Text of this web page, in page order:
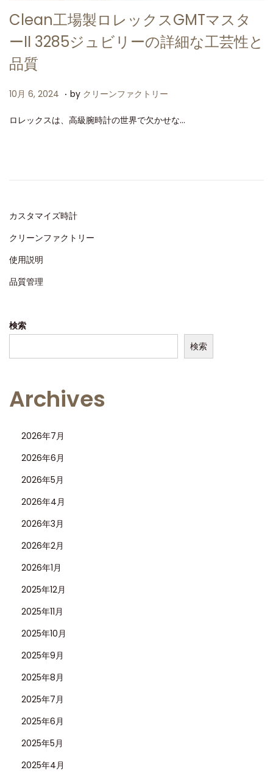
Clean工場製ロレックスGMTマスタ
ーII 3285ジュビリーの詳細な工芸性と
品質
P
s
n
10月 6, 2024
月
2
. by クリーンファクトリー
ロレックスは、高級腕時計の世界で欠かせな…
カスタマイズ時計
クリーンファクトリー
使用説明
品質管理
検索
検索
Archives
2026年7月
2026年6月
2026年5月
2026年4月
2026年3月
2026年2月
2026年1月
2025年12月
2025年11月
2025年10月
2025年9月
2025年8月
2025年7月
2025年6月
2025年5月
2025年4月